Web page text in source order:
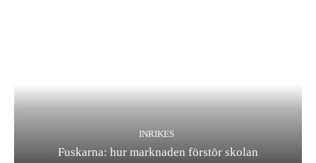
INRIKES
Fuskarna: hur marknaden förstör skolan